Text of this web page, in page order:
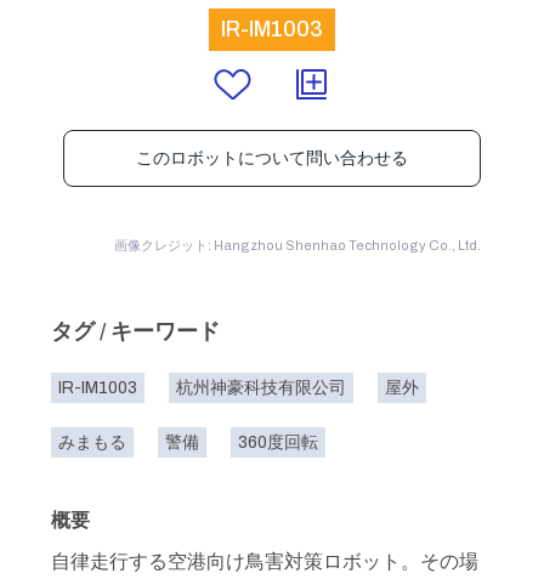
IR-IM1003
このロボットについて問い合わせる
画像クレジット: Hangzhou Shenhao Technology Co., Ltd.
タグ / キーワード
IR-IM1003 杭州神豪科技有限公司 屋外
みまもる 警備 360度回転
概要
自律走行する空港向け鳥害対策ロボット。その場